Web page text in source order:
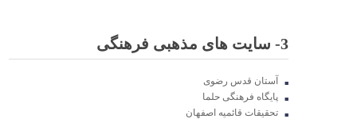
3- سایت های مذهبی فرهنگی
آستان قدس رضوی
پایگاه فرهنگی حلما
تحقیقات قائمیه اصفهان